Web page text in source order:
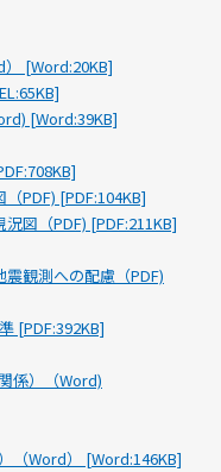
[Word:20KB]
[Word:39KB]
PDF) [PDF:104KB]
図（PDF) [PDF:211KB]
観測への配慮（PDF)
[PDF:392KB]
係）（Word)
（Word） [Word:146KB]